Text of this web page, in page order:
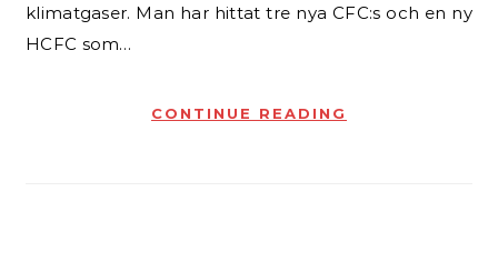
klimatgaser. Man har hittat tre nya CFC:s och en ny
HCFC som…
CONTINUE READING